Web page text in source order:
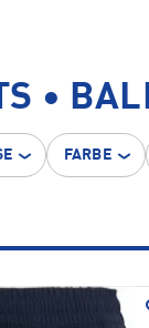
•
FARBE